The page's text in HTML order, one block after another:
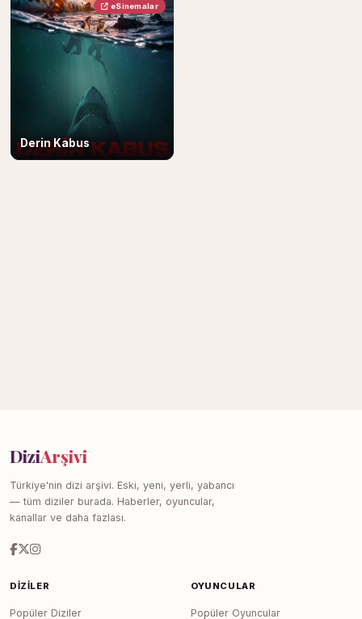
Derin Kabus
eSinemalar
DiziArşivi
Türkiye'nin dizi arşivi. Eski, yeni, yerli, yabancı
— tüm diziler burada. Haberler, oyuncular,
kanallar ve daha fazlası.
DIZILER
Popüler Diziler
OYUNCULAR
Popüler Oyuncular